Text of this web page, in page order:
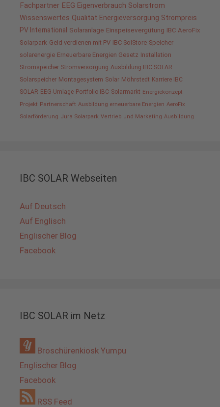
Fachpartner EEG Eigenverbrauch Solarstrom
Wissenswertes Qualität Energieversorgung Strompreis
PV International Solaranlage Einspeisevergütung IBC AeroFix
Solarpark Geld verdienen mit PV IBC SolStore Speicher
solarenergie Erneuerbare Energien Gesetz Installation
Stromspeicher Stromversorgung Ausbildung IBC SOLAR
Solarspeicher Montagesystem Solar Möhrstedt Karriere IBC
SOLAR EEG-Umlage Portfolio IBC Solarmarkt Energiekonzept
Projekt Partnerschaft Ausbildung erneuerbare Energien AeroFix
Solarförderung Jura Solarpark Vertrieb und Marketing Ausbildung
IBC SOLAR Webseiten
Auf Deutsch
Auf Englisch
Englischer Blog
Facebook
IBC SOLAR im Netz
Broschürenkiosk Yumpu
Englischer Blog
Facebook
RSS Feed